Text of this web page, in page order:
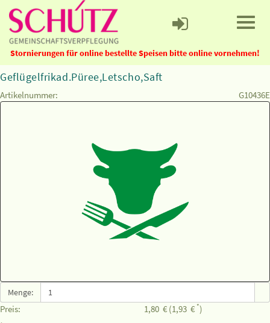
Stornierungen für online bestellte Speisen bitte online vornehmen!
Geflügelfrikad.Püree,Letscho,Saft
Artikelnummer: G10436E
Menge:
Preis: 1,80 € (1,93 € *)